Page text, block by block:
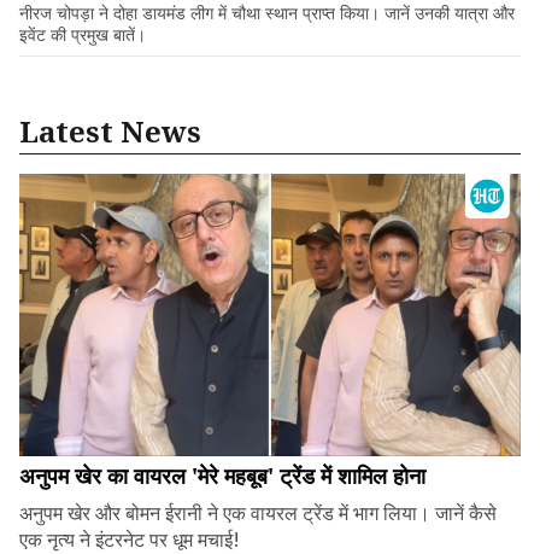
नीरज चोपड़ा ने दोहा डायमंड लीग में चौथा स्थान प्राप्त किया। जानें उनकी यात्रा और
इवेंट की प्रमुख बातें।
Latest News
अनुपम खेर का वायरल 'मेरे महबूब' ट्रेंड में शामिल होना
अनुपम खेर और बोमन ईरानी ने एक वायरल ट्रेंड में भाग लिया। जानें कैसे
एक नृत्य ने इंटरनेट पर धूम मचाई!